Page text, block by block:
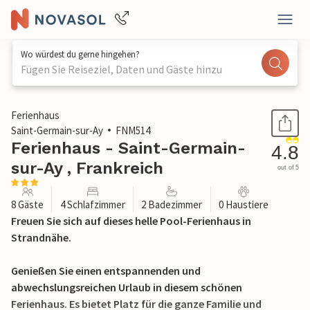
Wo würdest du gerne hingehen?
Fügen Sie Reiseziel, Daten und Gäste hinzu
1 / 40
Ferienhaus
Saint-Germain-sur-Ay
FNM514
Ferienhaus - Saint-Germain-
sur-Ay , Frankreich
4.8
out of 5
8 Gäste 4 Schlafzimmer 2 Badezimmer 0 Haustiere
Freuen Sie sich auf dieses helle Pool-Ferienhaus in
Strandnähe.
Genießen Sie einen entspannenden und
abwechslungsreichen Urlaub in diesem schönen
Ferienhaus. Es bietet Platz für die ganze Familie und